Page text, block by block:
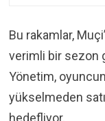
Bu rakamlar,
verimli bir sezon
Yönetim,
yükselmeden
hedefliyor.